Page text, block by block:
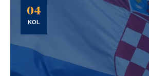
04
KOL